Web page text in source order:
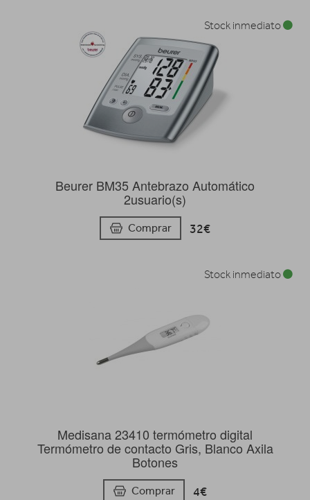
Beurer BM35 Antebrazo Automático
2usuario(s)
Comprar 32€
Stock inmediato
Medisana 23410 termómetro digital
Termómetro de contacto Gris, Blanco Axila
Botones
Comprar 4€
Stock inmediato